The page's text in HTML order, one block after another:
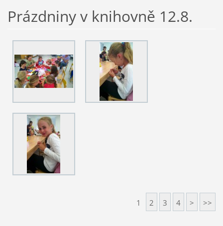
Prázdniny v knihovně 12.8.
1 2 3 4 > >>